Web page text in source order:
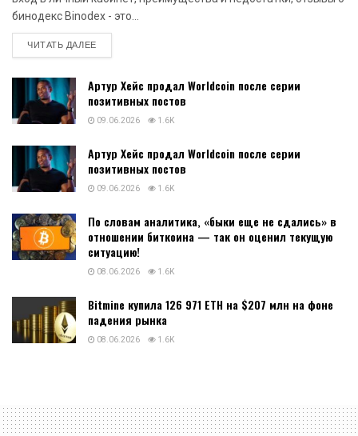
бинодекс Binodex - это...
ЧИТАТЬ ДАЛЕЕDETAILS
Артур Хейс продал Worldcoin после серии
позитивных постов
09.06.2026 1.6K
Артур Хейс продал Worldcoin после серии
позитивных постов
09.06.2026 1.6K
По словам аналитика, «быки еще не сдались» в
отношении биткоина — так он оценил текущую
ситуацию!
08.06.2026 1.6K
Bitmine купила 126 971 ETH на $207 млн на фоне
падения рынка
08.06.2026 1.6K